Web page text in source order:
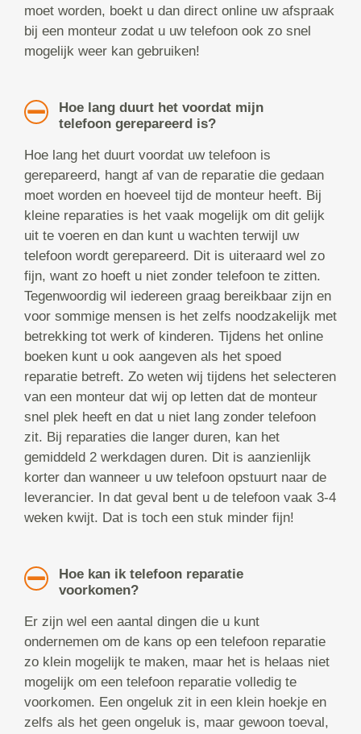
moet worden, boekt u dan direct online uw afspraak
bij een monteur zodat u uw telefoon ook zo snel
mogelijk weer kan gebruiken!
Hoe lang duurt het voordat mijn
telefoon gerepareerd is?
Hoe lang het duurt voordat uw telefoon is
gerepareerd, hangt af van de reparatie die gedaan
moet worden en hoeveel tijd de monteur heeft. Bij
kleine reparaties is het vaak mogelijk om dit gelijk
uit te voeren en dan kunt u wachten terwijl uw
telefoon wordt gerepareerd. Dit is uiteraard wel zo
fijn, want zo hoeft u niet zonder telefoon te zitten.
Tegenwoordig wil iedereen graag bereikbaar zijn en
voor sommige mensen is het zelfs noodzakelijk met
betrekking tot werk of kinderen. Tijdens het online
boeken kunt u ook aangeven als het spoed
reparatie betreft. Zo weten wij tijdens het selecteren
van een monteur dat wij op letten dat de monteur
snel plek heeft en dat u niet lang zonder telefoon
zit. Bij reparaties die langer duren, kan het
gemiddeld 2 werkdagen duren. Dit is aanzienlijk
korter dan wanneer u uw telefoon opstuurt naar de
leverancier. In dat geval bent u de telefoon vaak 3-4
weken kwijt. Dat is toch een stuk minder fijn!
Hoe kan ik telefoon reparatie
voorkomen?
Er zijn wel een aantal dingen die u kunt
ondernemen om de kans op een telefoon reparatie
zo klein mogelijk te maken, maar het is helaas niet
mogelijk om een telefoon reparatie volledig te
voorkomen. Een ongeluk zit in een klein hoekje en
zelfs als het geen ongeluk is, maar gewoon toeval,